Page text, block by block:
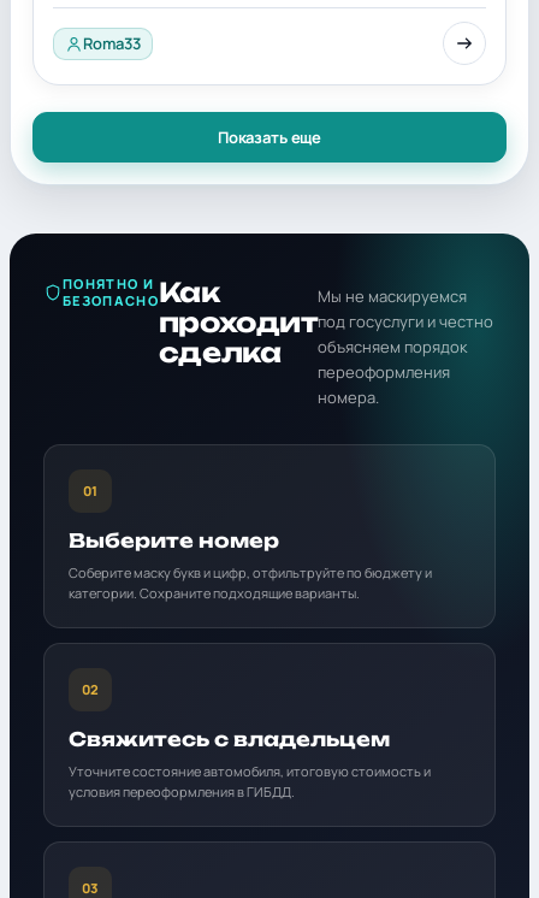
Roma33
Показать еще
ПОНЯТНО И
БЕЗОПАСНОКак
проходит
сделка
Мы не маскируемся
под госуслуги и честно
объясняем порядок
переоформления
номера.
01
Выберите номер
Соберите маску букв и цифр, отфильтруйте по бюджету и
категории. Сохраните подходящие варианты.
02
Свяжитесь с владельцем
Уточните состояние автомобиля, итоговую стоимость и
условия переоформления в ГИБДД.
03